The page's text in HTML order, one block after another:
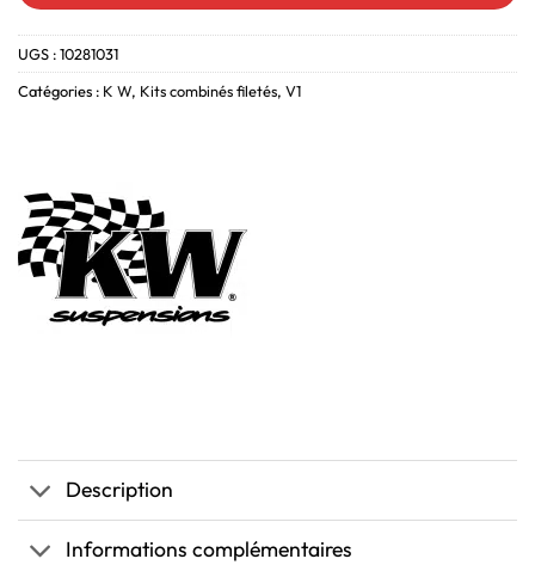
UGS :10281031
Catégories : K W, Kits combinés filetés, V1
Description
Informations complémentaires